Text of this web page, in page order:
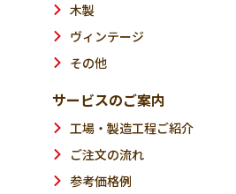
木製
ヴィンテージ
その他
サービスのご案内
工場・製造工程ご紹介
ご注文の流れ
参考価格例